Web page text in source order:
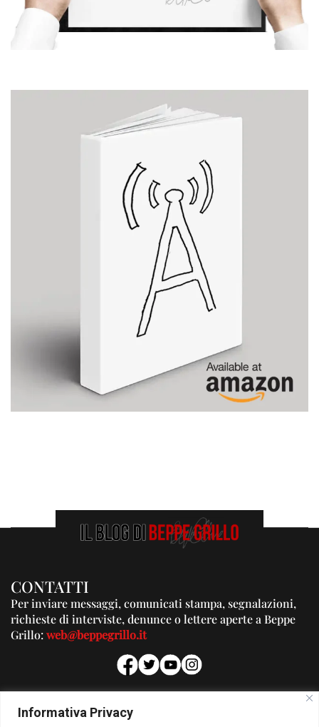
Informativa Privacy
CONTATTI
Per inviare messaggi, comunicati stampa, segnalazioni,
richieste di interviste, denunce o lettere aperte a Beppe
Grillo:web@beppegrillo.it
PUBBLICITA'
Per la tua pubblicità su questo Blog: